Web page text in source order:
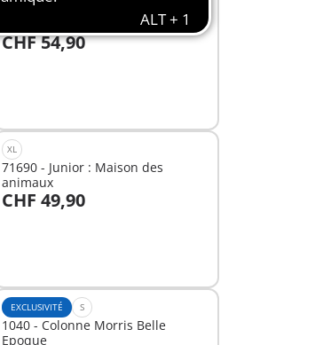
71681 - Junior : Arche de Noé
CHF 54,90
Au panier
XL
71690 - Junior : Maison des
animaux
CHF 49,90
Au panier
EXCLUSIVITÉ S
1040 - Colonne Morris Belle
Epoque